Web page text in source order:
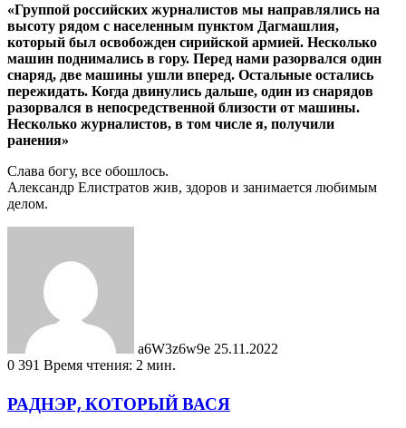
«Группой российских журналистов мы направлялись на
высоту рядом с населенным пунктом Дагмашлия,
который был освобожден сирийской армией. Несколько
машин поднимались в гору. Перед нами разорвался один
снаряд, две машины ушли вперед. Остальные остались
пережидать. Когда двинулись дальше, один из снарядов
разорвался в непосредственной близости от машины.
Несколько журналистов, в том числе я, получили
ранения»
Слава богу, все обошлось.
Александр Елистратов жив, здоров и занимается любимым
делом.
a6W3z6w9e 25.11.2022
0 391 Время чтения: 2 мин.
РАДНЭР, КОТОРЫЙ ВАСЯ